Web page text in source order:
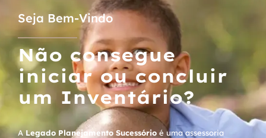
Seja Bem-Vindo
Não consegue
iniciar ou concluir
um Inventário?
ALegado Planejamento Sucessório é uma assessoria